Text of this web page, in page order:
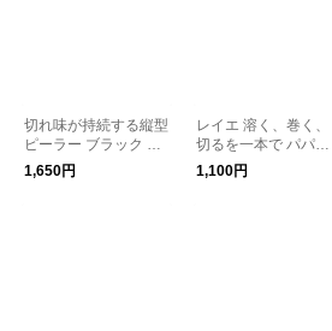
切れ味が持続する縦型
ピーラー ブラック ／
皮むき器 ／ Dreamfar
m
1,650円
レイエ 溶く、巻く、
切るを一本で パパッ
と卵焼きターナー／le
ye
1,100円